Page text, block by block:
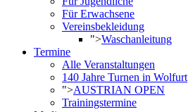
Für Erwachsene
Vereinsbekleidung
">Waschanleitung
Termine
Alle Veranstaltungen
140 Jahre Turnen in Wolfurt
">AUSTRIAN OPEN
Trainingstermine